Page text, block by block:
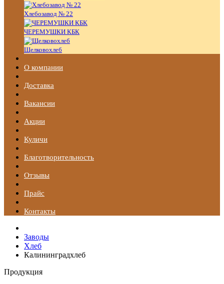
Хлебозавод № 22
ЧЕРЕМУШКИ КБК
Щелковохлеб
О компании
Доставка
Вакансии
Акции
Куличи
Благотворительность
Отзывы
Прайс
Контакты
Заводы
Хлеб
Калининградхлеб
Продукция